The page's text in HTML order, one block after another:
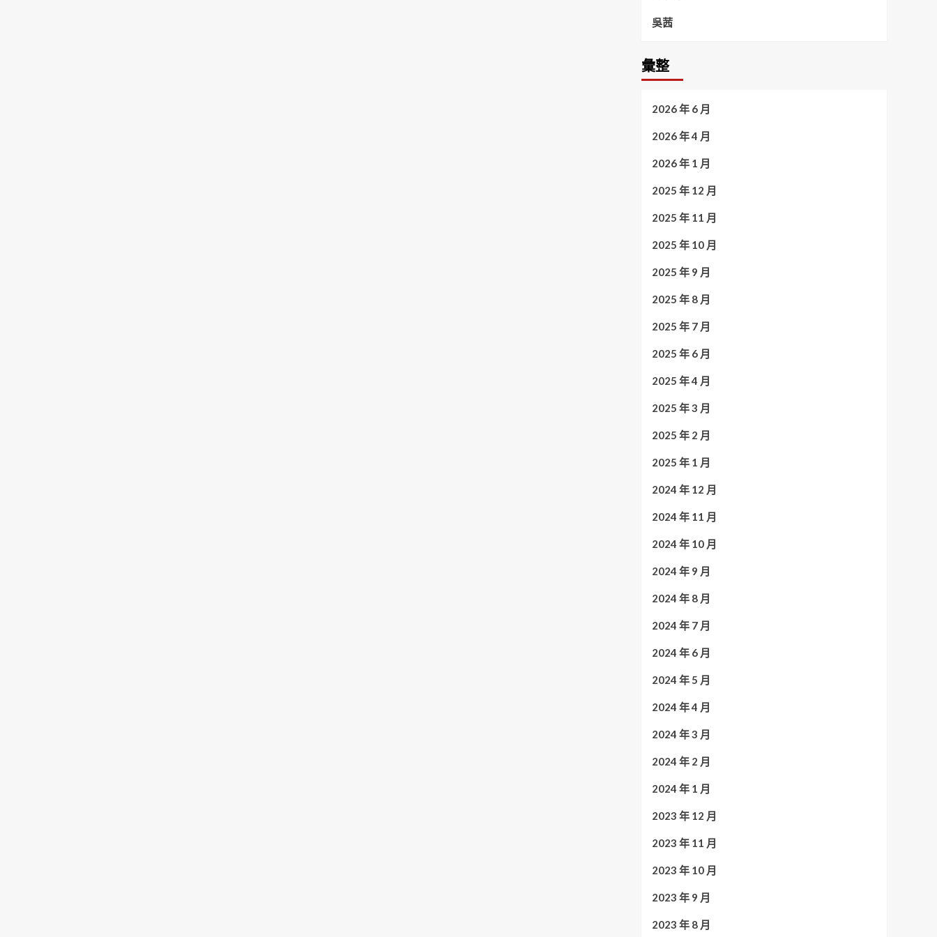
吳茜
彙整
2026 年 6 月
2026 年 4 月
2026 年 1 月
2025 年 12 月
2025 年 11 月
2025 年 10 月
2025 年 9 月
2025 年 8 月
2025 年 7 月
2025 年 6 月
2025 年 4 月
2025 年 3 月
2025 年 2 月
2025 年 1 月
2024 年 12 月
2024 年 11 月
2024 年 10 月
2024 年 9 月
2024 年 8 月
2024 年 7 月
2024 年 6 月
2024 年 5 月
2024 年 4 月
2024 年 3 月
2024 年 2 月
2024 年 1 月
2023 年 12 月
2023 年 11 月
2023 年 10 月
2023 年 9 月
2023 年 8 月